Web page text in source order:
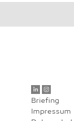
Briefing
Impressum